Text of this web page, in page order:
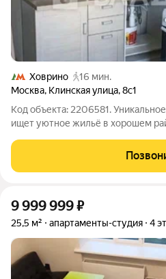
Ховрино
16 мин.
Москва, Клинская улица,8с1
Код объекта: 2206581.
ищет уютное жильё в хорошем
молодых специалистов или
метраж по полу + 7 м.кв
9 999 999₽
25,5 м² апартаменты-студия 4